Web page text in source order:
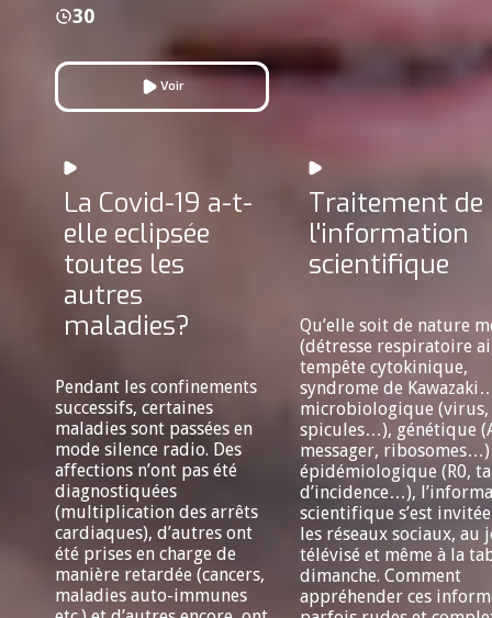
30
Voir
La Covid-19 a-t-
elle eclipsée
toutes les
autres
maladies?
Pendant les confinements
successifs, certaines
maladies sont passées en
mode silence radio. Des
affections n’ont pas été
diagnostiquées
(multiplication des arrêts
cardiaques), d’autres ont
été prises en charge de
manière retardée (cancers,
maladies auto-immunes
Traitement de
l'information
scientifique
Qu’elle soit de nature
(détresse respiratoire
tempête cytokinique,
syndrome de
microbiologique (virus,
spicules…), génétique
messager,
épidémiologique (R0,
d’incidence…),
scientifique s’est
les réseaux sociaux, au
télévisé et même à la
dimanche. Comment
appréhender ces